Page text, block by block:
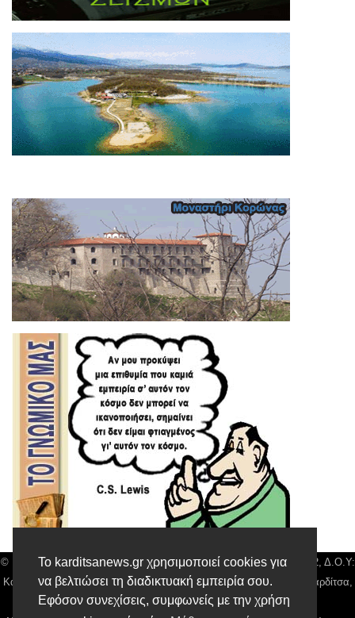
Το karditsanews.gr χρησιμοποιεί cookies για
να βελτιώσει τη διαδικτυακή εμπειρία σου.
Εφόσον συνεχίσεις, συμφωνείς με την χρήση
© Karditsa News | Διακριτικός Τίτλος: Orion Media, ΑΦΜ: 043750542, Δ.Ο.Υ:
Καρδίτσας, Αρ. Γεμή: 018804431000, Δ/νση: Διάκου 10 τ.κ 43132 Καρδίτσα,
Τηλ: 24410 42500, email:news@karditsanews.gr.